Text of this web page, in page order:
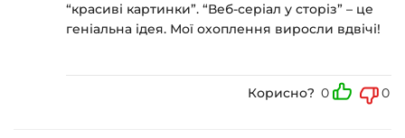
“красиві картинки”. “Веб-серіал у сторіз” – це
геніальна ідея. Мої охоплення виросли вдвічі!
Корисно? 0 0